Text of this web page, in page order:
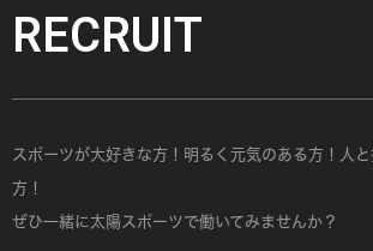
RECRUIT
スポーツが大好きな方！明るく元気のある方！人
方！
ぜひ一緒に太陽スポーツで働いてみませんか？